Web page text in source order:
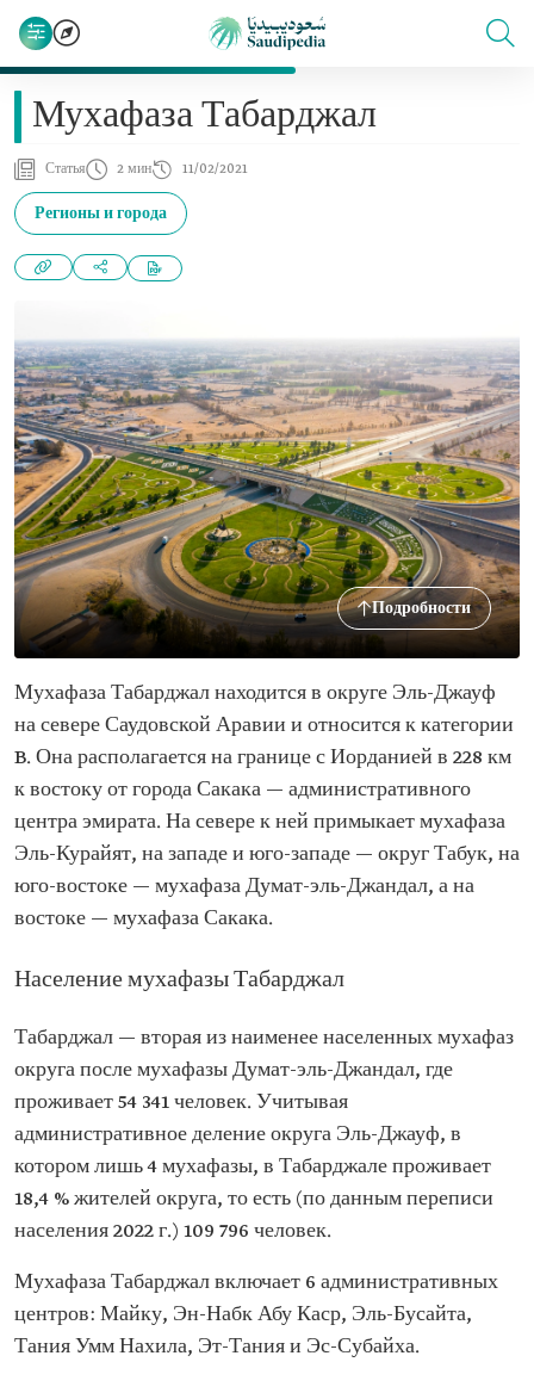
Мухафаза Табарджал
Статья 2 мин 11/02/2021
Регионы и города
Подробности
Мухафаза Табарджал находится в округе Эль-Джауф
на севере Саудовской Аравии и относится к категории
B. Она располагается на границе с Иорданией в 228 км
к востоку от города Сакака — административного
центра эмирата. На севере к ней примыкает мухафаза
Эль-Курайят, на западе и юго-западе — округ Табук, на
юго-востоке — мухафаза Думат-эль-Джандал, а на
востоке — мухафаза Сакака.
Население мухафазы Табарджал
Табарджал — вторая из наименее населенных мухафаз
округа после мухафазы Думат-эль-Джандал, где
проживает 54 341 человек. Учитывая
административное деление округа Эль-Джауф, в
котором лишь 4 мухафазы, в Табарджале проживает
18,4 % жителей округа, то есть (по данным переписи
населения 2022 г.) 109 796 человек.
Мухафаза Табарджал включает 6 административных
центров: Майку, Эн-Набк Абу Каср, Эль-Бусайта,
Тания Умм Нахила, Эт-Тания и Эс-Субайха.